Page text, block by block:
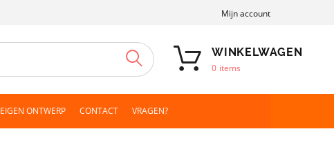
Mijn account
ZOEKEN WINKELWAGEN
0 items
EIGEN ONTWERP CONTACT VRAGEN?